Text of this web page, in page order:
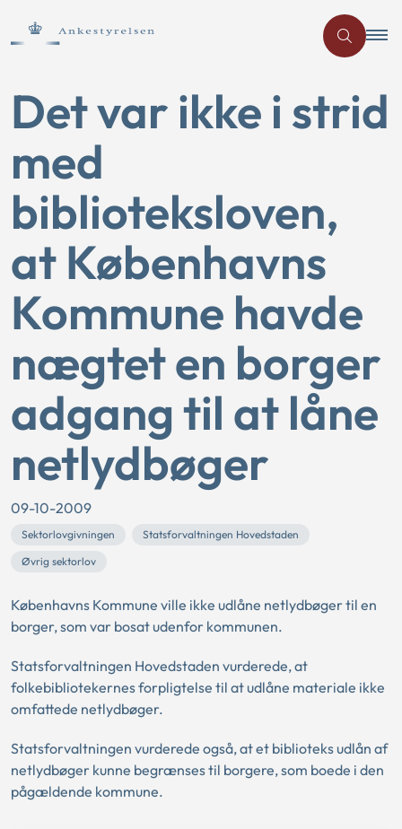
Det var ikke i strid
med
biblioteksloven,
at Københavns
Kommune havde
nægtet en borger
adgang til at låne
netlydbøger
09-10-2009
Sektorlovgivningen
Statsforvaltningen Hovedstaden
Øvrig sektorlov
Københavns Kommune ville ikke udlåne netlydbøger til en
borger, som var bosat udenfor kommunen.
Statsforvaltningen Hovedstaden vurderede, at
folkebibliotekernes forpligtelse til at udlåne materiale ikke
omfattede netlydbøger.
Statsforvaltningen vurderede også, at et biblioteks udlån af
netlydbøger kunne begrænses til borgere, som boede i den
pågældende kommune.